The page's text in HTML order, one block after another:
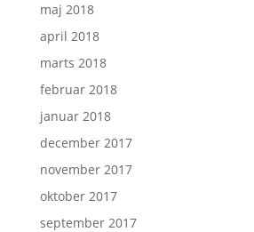
maj 2018
april 2018
marts 2018
februar 2018
januar 2018
december 2017
november 2017
oktober 2017
september 2017